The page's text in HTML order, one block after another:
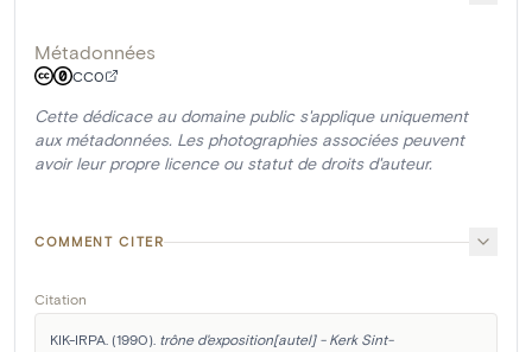
Métadonnées
CC0
Cette dédicace au domaine public s'applique uniquement
aux métadonnées. Les photographies associées peuvent
avoir leur propre licence ou statut de droits d'auteur.
COMMENT CITER
Citation
KIK-IRPA. (1990). trône d'exposition[autel] - Kerk Sint-